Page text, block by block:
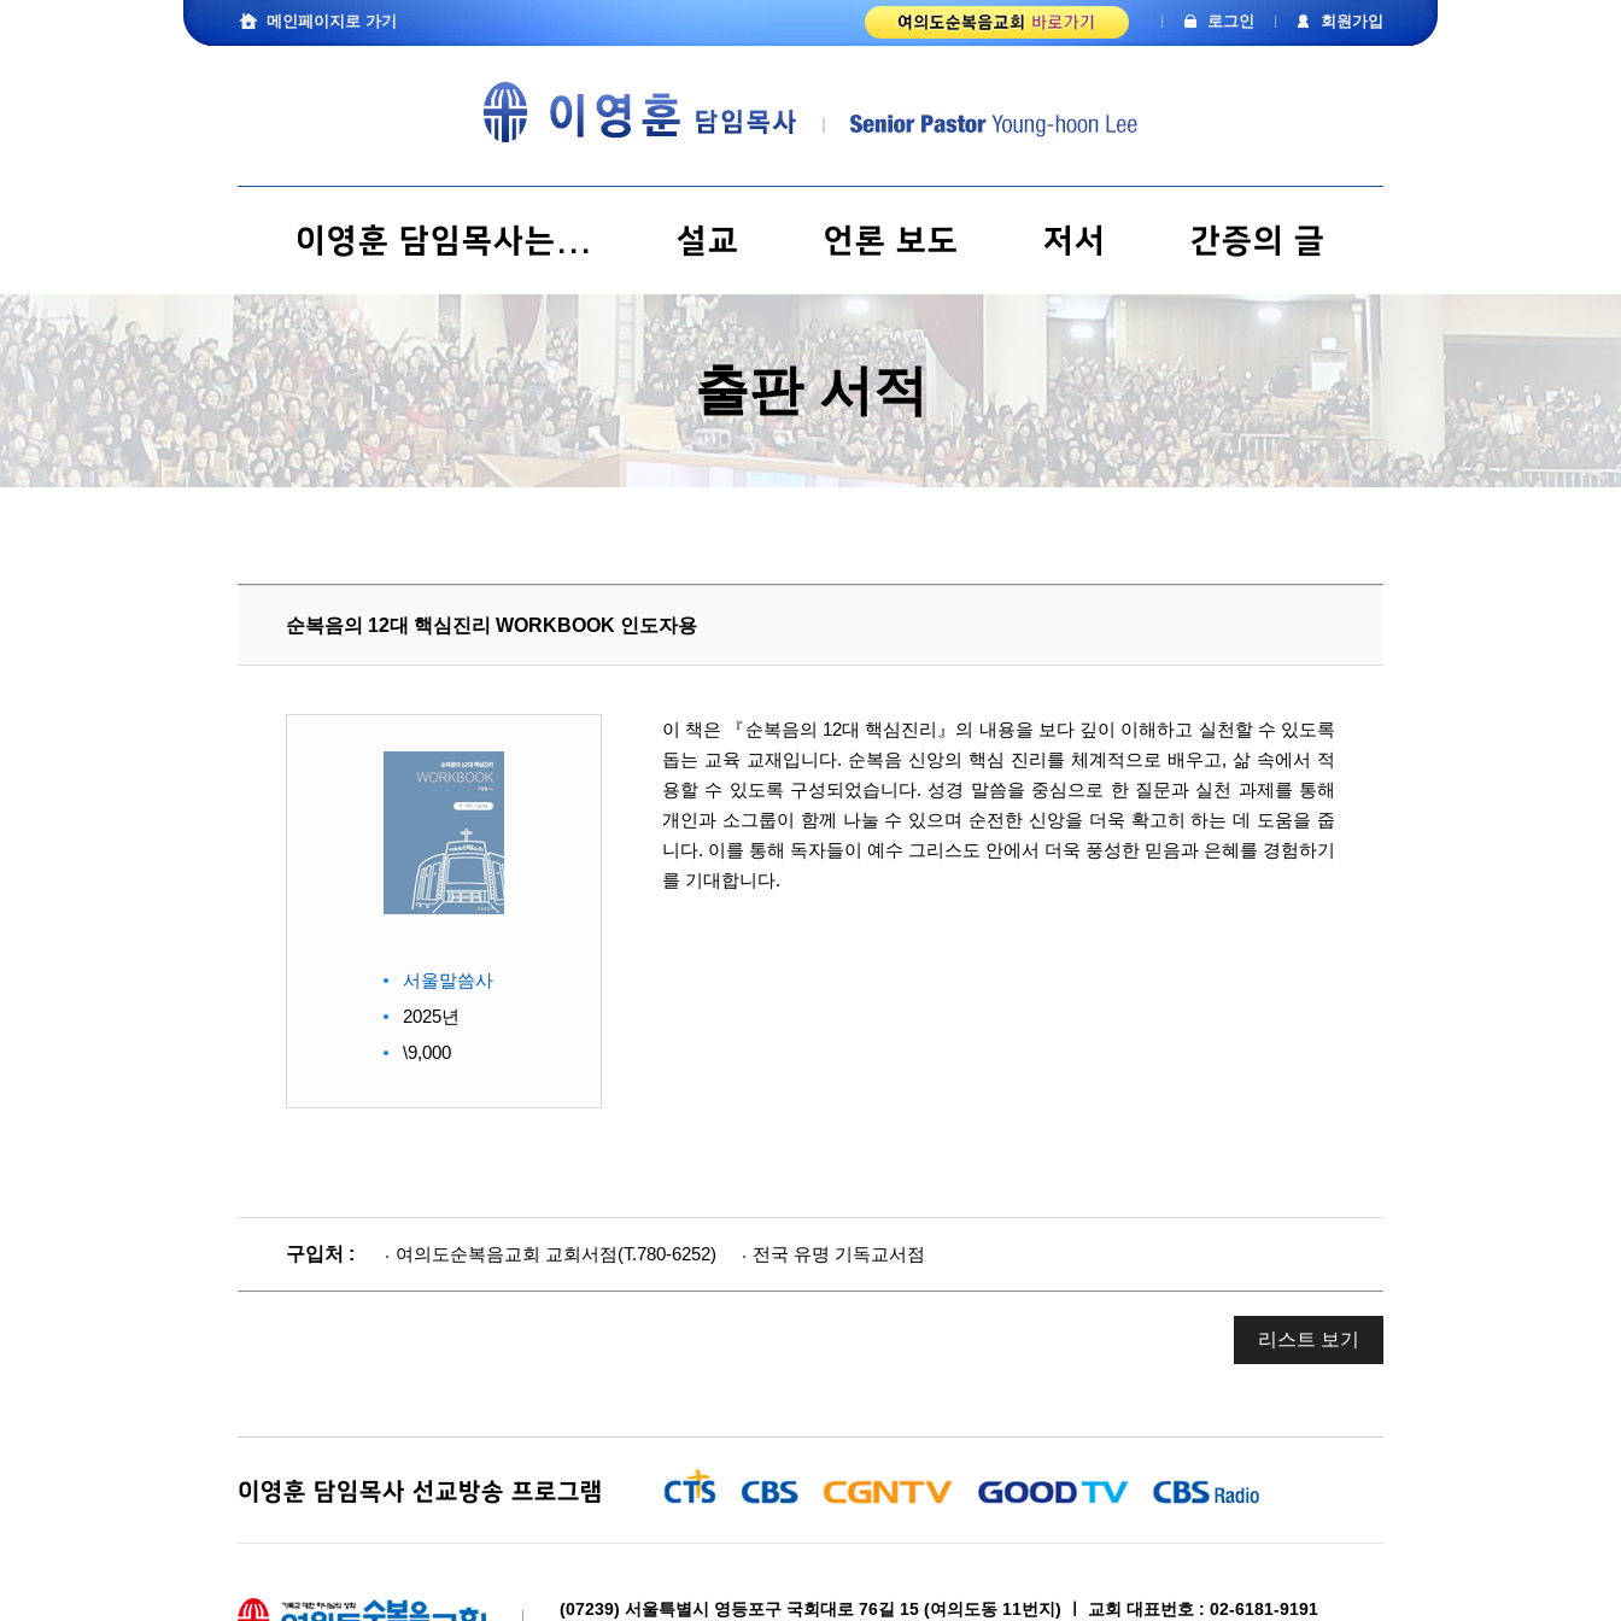
메인페이지로 가기 로그인 회원가입
이영훈 담임목사는... 설교 언론 보도 저서 간증의 글
출판 서적
순복음의 12대 핵심진리 WORKBOOK 인도자용
서울말씀사
2025년
\9,000
이 책은 『순복음의 12대 핵심진리』의 내용을 보다 깊이 이해하고 실천할 수 있도록
돕는 교육 교재입니다. 순복음 신앙의 핵심 진리를 체계적으로 배우고, 삶 속에서 적
용할 수 있도록 구성되었습니다. 성경 말씀을 중심으로 한 질문과 실천 과제를 통해
개인과 소그룹이 함께 나눌 수 있으며 순전한 신앙을 더욱 확고히 하는 데 도움을 줍
니다. 이를 통해 독자들이 예수 그리스도 안에서 더욱 풍성한 믿음과 은혜를 경험하기
를 기대합니다.
구입처 : 여의도순복음교회 교회서점(T.780-6252) 전국 유명 기독교서점
리스트 보기
이영훈 담임목사 선교방송 프로그램
(07239) 서울특별시 영등포구 국회대로 76길 15 (여의도동 11번지) ㅣ 교회 대표번호 : 02-6181-9191